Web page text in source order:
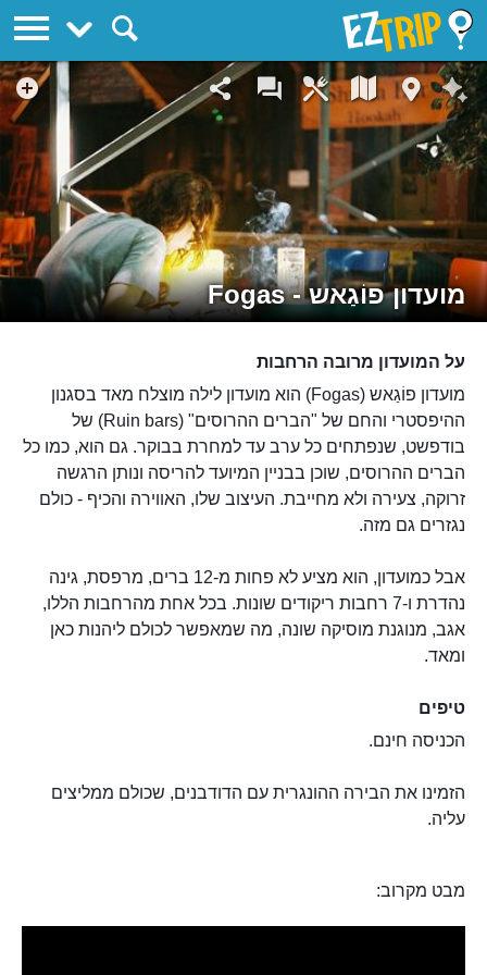
מועדון פוֹגַאש - Fogas
על המועדון מרובה הרחבות
מועדון פוֹגַאש (Fogas) הוא מועדון לילה מוצלח מאד בסגנון
ההיפסטרי והחם של "הברים ההרוסים" (Ruin bars) של
בודפשט, שנפתחים כל ערב עד למחרת בבוקר. גם הוא, כמו כל
הברים ההרוסים, שוכן בבניין המיועד להריסה ונותן הרגשה
זרוקה, צעירה ולא מחייבת. העיצוב שלו, האווירה והכיף - כולם
נגזרים גם מזה.
אבל כמועדון, הוא מציע לא פחות מ-12 ברים, מרפסת, גינה
נהדרת ו-7 רחבות ריקודים שונות. בכל אחת מהרחבות הללו,
אגב, מנוגנת מוסיקה שונה, מה שמאפשר לכולם ליהנות כאן
ומאד.
טיפים
הכניסה חינם.
הזמינו את הבירה ההונגרית עם הדודבנים, שכולם ממליצים
עליה.
מבט מקרוב:
EZTrip